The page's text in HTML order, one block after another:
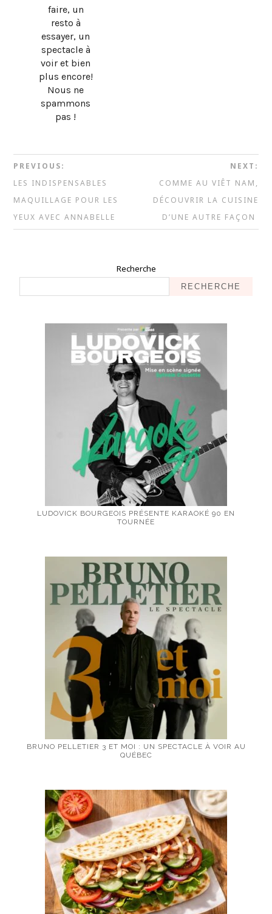
faire, un
resto à
essayer, un
spectacle à
voir et bien
plus encore!
Nous ne
spammons
pas !
PREVIOUS:
LES INDISPENSABLES
MAQUILLAGE POUR LES
YEUX AVEC ANNABELLE
NEXT:
COMME AU VIÊT NAM,
DÉCOUVRIR LA CUISINE
D’UNE AUTRE FAÇON
Recherche
RECHERCHE
LUDOVICK BOURGEOIS PRÉSENTE KARAOKÉ 90 EN
TOURNÉE
BRUNO PELLETIER 3 ET MOI : UN SPECTACLE À VOIR AU
QUÉBEC